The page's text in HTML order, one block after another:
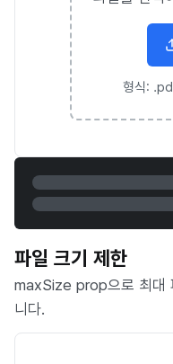
형식:
파일 크기 제한
maxSize prop으로 최대
니다.